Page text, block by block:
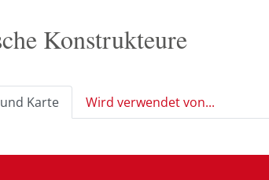
Konstrukteure
Karte Wird verwendet von...